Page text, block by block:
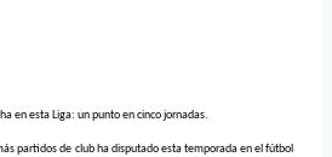
en esta Liga: un punto en cinco jornadas.
partidos de club ha disputado esta temporada en el fútbol